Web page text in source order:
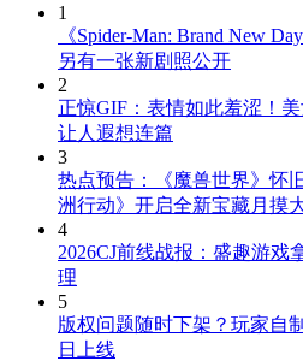
1
《Spider-Man: Brand New
另有一张新剧照公开
2
正惊GIF：表情如此羞涩！
让人遐想连篇
3
热点预告：《魔兽世界》怀
洲行动》开启全新宝藏月摸
4
2026CJ前线战报：盛趣游戏
理
5
版权问题随时下架？玩家自
日上线